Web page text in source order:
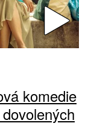
komedie